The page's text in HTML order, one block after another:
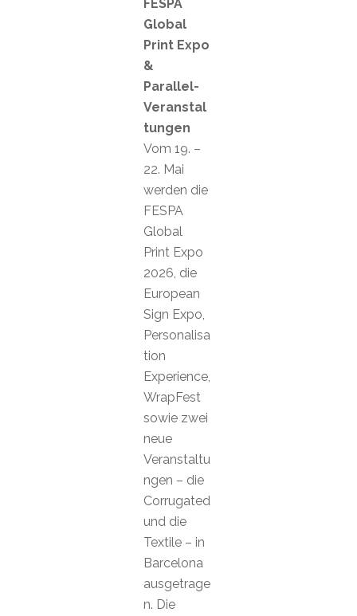
FESPA
Global
Print Expo
&
Parallel-
Veranstal
tungen
Vom 19. –
22. Mai
werden die
FESPA
Global
Print Expo
2026, die
European
Sign Expo,
Personalisa
tion
Experience,
WrapFest
sowie zwei
neue
Veranstaltu
ngen – die
Corrugated
und die
Textile – in
Barcelona
ausgetrage
n. Die